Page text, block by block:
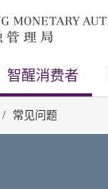
智醒消费者
/ 常见问题